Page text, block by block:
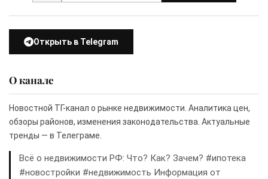
Открыть в Telegram
О канале
Новостной ТГ-канал о рынке недвижимости. Аналитика цен,
обзоры районов, изменения законодательства. Актуальные
тренды — в Телеграме.
Всё о недвижимости РФ: Что? Как? Зачем? #ипотека
#новостройки #недвижимость Информация от